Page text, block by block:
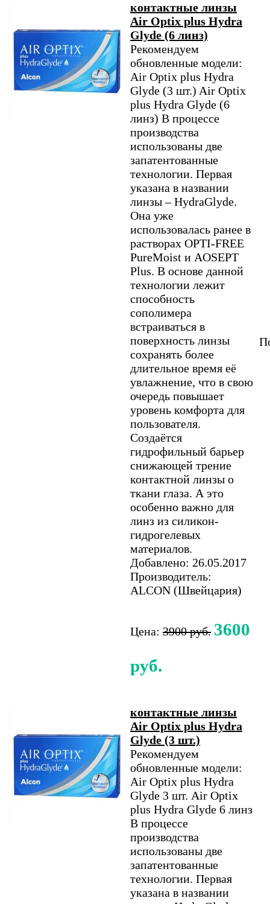
контактные линзы
Air Optix plus Hydra
Glyde (6 линз)
Рекомендуем
обновленные модели:
Air Optix plus Hydra
Glyde (3 шт.) Air Optix
plus Hydra Glyde (6
линз) В процессе
производства
использованы две
запатентованные
технологии. Первая
указана в названии
линзы – HydraGlyde.
Она уже
использовалась ранее в
растворах OPTI-FREE
PureMoist и AOSEPT
Plus. В основе данной
технологии лежит
способность
сополимера
встраиваться в
поверхность линзы
сохранять более
длительное время её
увлажнение, что в свою
очередь повышает
уровень комфорта для
пользователя.
Создаётся
гидрофильный барьер
снижающей трение
контактной линзы о
ткани глаза. А это
особенно важно для
линз из силикон-
гидрогелевых
материалов.
Добавлено: 26.05.2017
Производитель:
ALCON (Швейцария)
Цена: 3900 руб. 3600
руб.
контактные линзы
Air Optix plus Hydra
Glyde (3 шт.)
Рекомендуем
обновленные модели:
Air Optix plus Hydra
Glyde 3 шт. Air Optix
plus Hydra Glyde 6 линз
В процессе
производства
использованы две
запатентованные
технологии. Первая
указана в названии